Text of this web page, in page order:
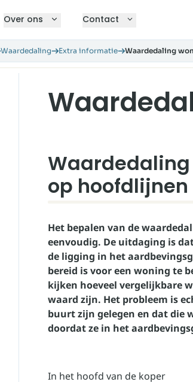
Over ons Contact
Waardedaling Extra informatie Waardedaling
op hoofdlijnen
Het bepalen van de
eenvoudig. De uitdaging is
de ligging in het
bereid is voor een woning te
kijken hoeveel vergelijkbare
waard zijn. Het probleem is
buurt zijn gelegen en dat die
doordat ze in het
In het hoofd van de koper